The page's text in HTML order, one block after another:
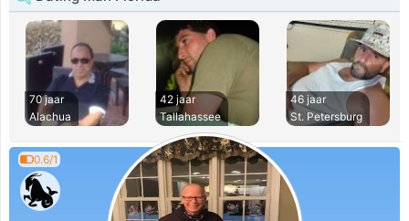
70 jaar
Alachua
42 jaar
Tallahassee
46 jaar
St. Petersburg
0.6/1